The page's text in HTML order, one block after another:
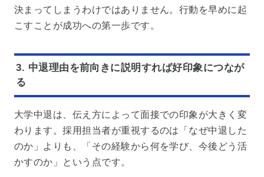
決まってしまうわけではありません。行動を早めに起
こすことが成功への第一歩です。
3. 中退理由を前向きに説明すれば好印象につなが
る
大学中退は、伝え方によって面接での印象が大きく変
わります。採用担当者が重視するのは「なぜ中退した
のか」よりも、「その経験から何を学び、今後どう活
かすのか」という点です。